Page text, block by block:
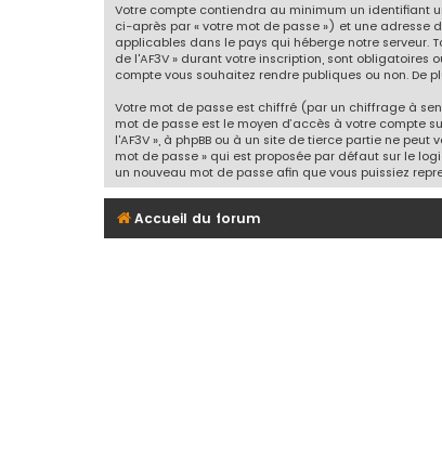
Votre compte contiendra au minimum un identifiant
ci-après par « votre mot de passe ») et une adresse
applicables dans le pays qui héberge notre serveur.
de l'AF3V » durant votre inscription, sont obligatoires
compte vous souhaitez rendre publiques ou non. De
Votre mot de passe est chiffré (par un chiffrage à
mot de passe est le moyen d’accès à votre compte
l'AF3V », à phpBB ou à un site de tierce partie ne
mot de passe » qui est proposée par défaut sur le
un nouveau mot de passe afin que vous puissiez
Accueil du forum